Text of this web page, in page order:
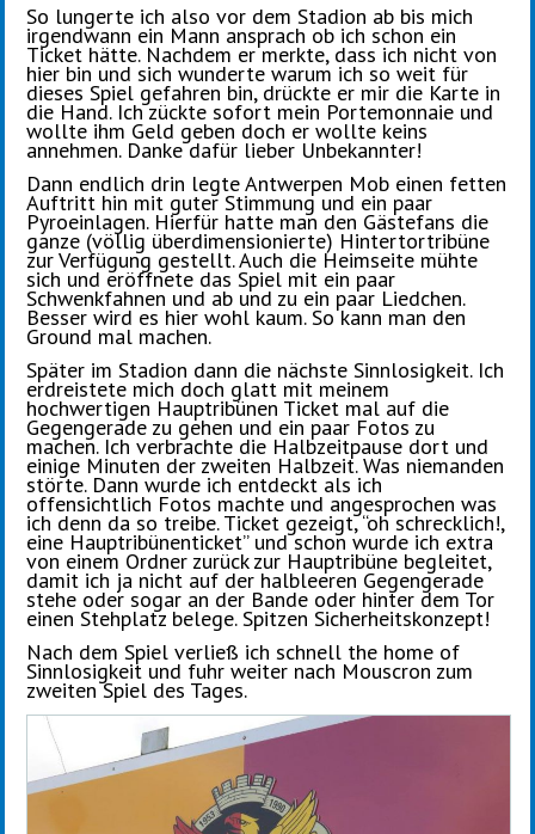
So lungerte ich also vor dem Stadion ab bis mich
irgendwann ein Mann ansprach ob ich schon ein
Ticket hätte. Nachdem er merkte, dass ich nicht von
hier bin und sich wunderte warum ich so weit für
dieses Spiel gefahren bin, drückte er mir die Karte in
die Hand. Ich zückte sofort mein Portemonnaie und
wollte ihm Geld geben doch er wollte keins
annehmen. Danke dafür lieber Unbekannter!
Dann endlich drin legte Antwerpen Mob einen fetten
Auftritt hin mit guter Stimmung und ein paar
Pyroeinlagen. Hierfür hatte man den Gästefans die
ganze (völlig überdimensionierte) Hintertortribüne
zur Verfügung gestellt. Auch die Heimseite mühte
sich und eröffnete das Spiel mit ein paar
Schwenkfahnen und ab und zu ein paar Liedchen.
Besser wird es hier wohl kaum. So kann man den
Ground mal machen.
Später im Stadion dann die nächste Sinnlosigkeit. Ich
erdreistete mich doch glatt mit meinem
hochwertigen Hauptribünen Ticket mal auf die
Gegengerade zu gehen und ein paar Fotos zu
machen. Ich verbrachte die Halbzeitpause dort und
einige Minuten der zweiten Halbzeit. Was niemanden
störte. Dann wurde ich entdeckt als ich
offensichtlich Fotos machte und angesprochen was
ich denn da so treibe. Ticket gezeigt, “oh schrecklich!,
eine Hauptribünenticket” und schon wurde ich extra
von einem Ordner zurück zur Hauptribüne begleitet,
damit ich ja nicht auf der halbleeren Gegengerade
stehe oder sogar an der Bande oder hinter dem Tor
einen Stehplatz belege. Spitzen Sicherheitskonzept!
Nach dem Spiel verließ ich schnell the home of
Sinnlosigkeit und fuhr weiter nach Mouscron zum
zweiten Spiel des Tages.